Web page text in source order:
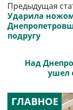
Предыдущая
Ударила
подругу
Над
ушел
ГЛАВНОЕ